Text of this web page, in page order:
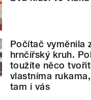
Počítač vyměnila
hrnčířský kruh.
toužíte něco tvořit
vlastníma
tam i vás